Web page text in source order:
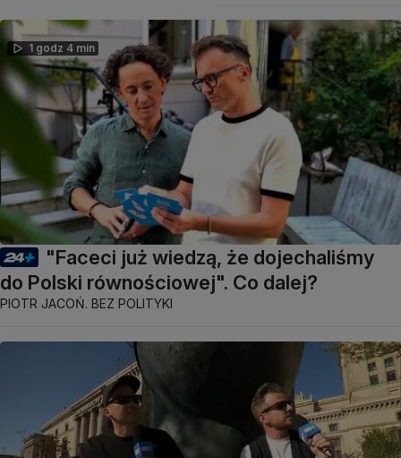
1 godz 4 min
"Faceci już wiedzą, że dojechaliśmy
do Polski równościowej". Co dalej?
PIOTR JACOŃ. BEZ POLITYKI